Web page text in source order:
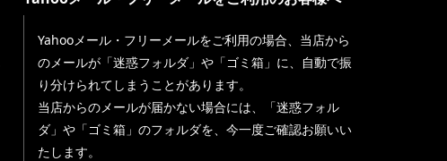
Yahooメール・フリーメールをご利用の場合、当店から
のメールが「迷惑フォルダ」や「ゴミ箱」に、自動で振
り分けられてしまうことがあります。
当店からのメールが届かない場合には、「迷惑フォル
ダ」や「ゴミ箱」のフォルダを、今一度ご確認お願いい
たします。